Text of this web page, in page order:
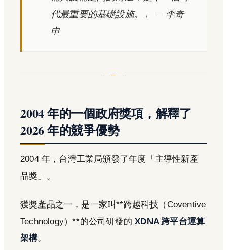
代最重要的基礎設施。」 — 李奇
申
2004 年的一個政府獎項，解釋了
2026 年的競爭優勢
2004 年，台灣工業局頒發了年度「主導性新產
品獎」。
獲獎產品之一，是一家叫**跨越科技（Coventive
Technology）**的公司研發的XDNA 跨平台運算
架構。